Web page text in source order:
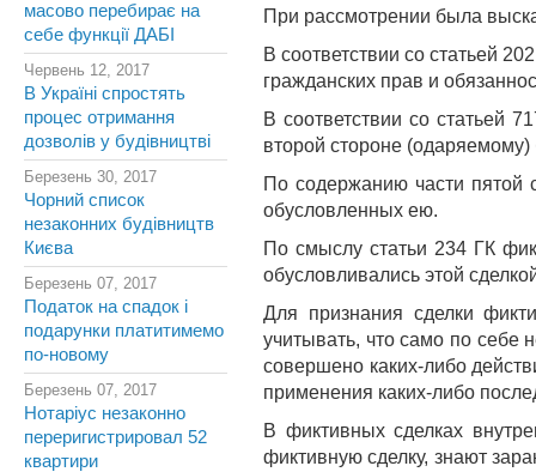
масово перебирає на
себе функції ДАБІ
Червень 12, 2017
В Україні спростять
процес отримання
дозволів у будівництві
Березень 30, 2017
Чорний список
незаконних будівництв
Києва
Березень 07, 2017
Податок на спадок і
подарунки платитимемо
по-новому
Березень 07, 2017
Нотаріус незаконно
переригистрировал 52
квартири
При рассмотрении была
В соответствии со статьей
гражданских прав и
В соответствии со статьей
второй стороне
По содержанию части пятой
обусловленных ею.
По смыслу статьи 234 ГК
обусловливались этой
Для признания сделки
учитывать, что само по себе
совершено каких-либо
применения каких-либо
В фиктивных сделках
фиктивную сделку, знают